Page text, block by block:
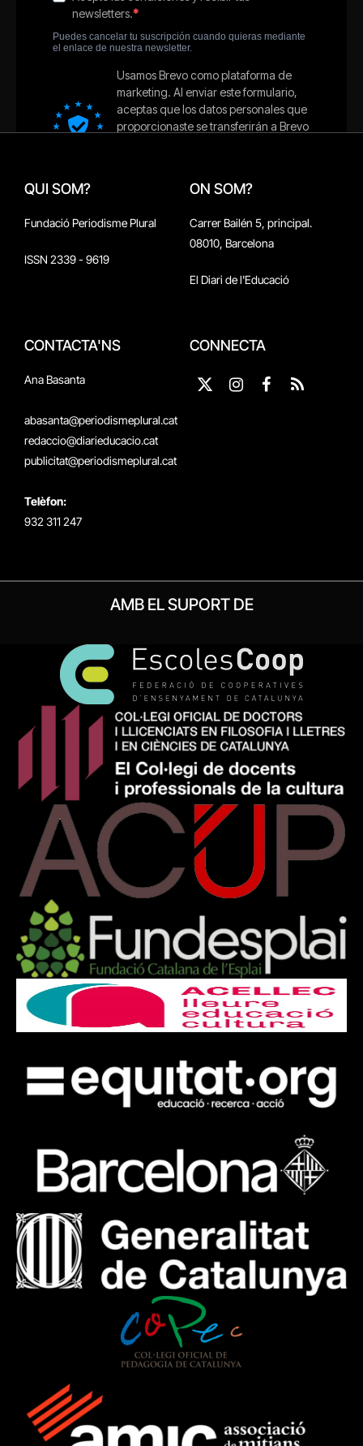
QUI SOM?
Fundació Periodisme Plural
ISSN 2339 - 9619
ON SOM?
Carrer Bailén 5, principal.
08010, Barcelona
El Diari de l'Educació
CONTACTA'NS
Ana Basanta
abasanta@periodismeplural.cat
redaccio@diarieducacio.cat
publicitat@periodismeplural.cat
Telèfon:
932 311 247
CONNECTA
X
Instagram
Facebook
RSS
AMB EL SUPORT DE